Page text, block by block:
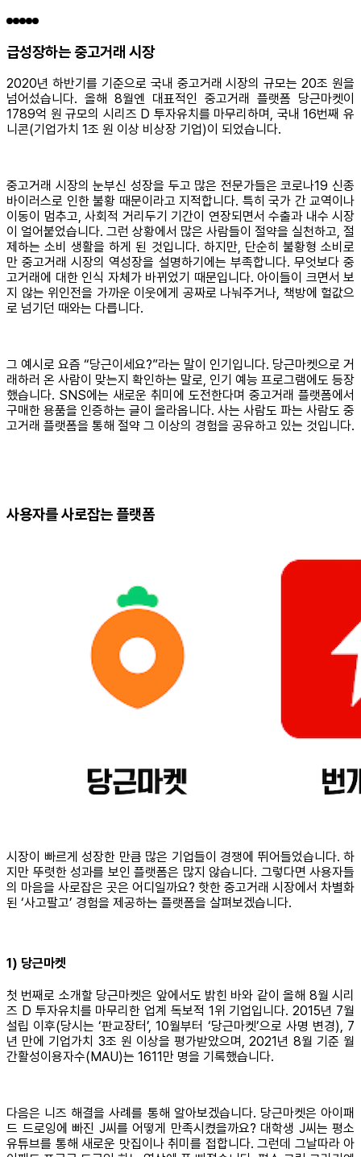
급성장하는 중고거래 시장
2020년 하반기를 기준으로 국내 중고거래 시장의 규모는 20조 원을
넘어섰습니다. 올해 8월엔 대표적인 중고거래 플랫폼 당근마켓이
1789억 원 규모의 시리즈 D 투자유치를 마무리하며, 국내 16번째 유
니콘(기업가치 1조 원 이상 비상장 기업)이 되었습니다.
중고거래 시장의 눈부신 성장을 두고 많은 전문가들은 코로나19 신종
바이러스로 인한 불황 때문이라고 지적합니다. 특히 국가 간 교역이나
이동이 멈추고, 사회적 거리두기 기간이 연장되면서 수출과 내수 시장
이 얼어붙었습니다. 그런 상황에서 많은 사람들이 절약을 실천하고, 절
제하는 소비 생활을 하게 된 것입니다. 하지만, 단순히 불황형 소비로
만 중고거래 시장의 역성장을 설명하기에는 부족합니다. 무엇보다 중
고거래에 대한 인식 자체가 바뀌었기 때문입니다. 아이들이 크면서 보
지 않는 위인전을 가까운 이웃에게 공짜로 나눠주거나, 책방에 헐값으
로 넘기던 때와는 다릅니다.
그 예시로 요즘 “당근이세요?”라는 말이 인기입니다. 당근마켓으로 거
래하러 온 사람이 맞는지 확인하는 말로, 인기 예능 프로그램에도 등장
했습니다. SNS에는 새로운 취미에 도전한다며 중고거래 플랫폼에서
구매한 용품을 인증하는 글이 올라옵니다. 사는 사람도 파는 사람도 중
고거래 플랫폼을 통해 절약 그 이상의 경험을 공유하고 있는 것입니다.
사용자를 사로잡는 플랫폼
시장이 빠르게 성장한 만큼 많은 기업들이 경쟁에 뛰어들었습니다. 하
지만 뚜렷한 성과를 보인 플랫폼은 많지 않습니다. 그렇다면 사용자들
의 마음을 사로잡은 곳은 어디일까요? 핫한 중고거래 시장에서 차별화
된 ‘사고팔고’ 경험을 제공하는 플랫폼을 살펴보겠습니다.
1) 당근마켓
첫 번째로 소개할 당근마켓은 앞에서도 밝힌 바와 같이 올해 8월 시리
즈 D 투자유치를 마무리한 업계 독보적 1위 기업입니다. 2015년 7월
설립 이후(당시는 ‘판교장터’, 10월부터 ‘당근마켓’으로 사명 변경), 7
년 만에 기업가치 3조 원 이상을 평가받았으며, 2021년 8월 기준 월
간활성이용자수(MAU)는 1611만 명을 기록했습니다.
다음은 니즈 해결을 사례를 통해 알아보겠습니다. 당근마켓은 아이패
드 드로잉에 빠진 J씨를 어떻게 만족시켰을까요? 대학생 J씨는 평소
유튜브를 통해 새로운 맛집이나 취미를 접합니다. 그런데 그날따라 아